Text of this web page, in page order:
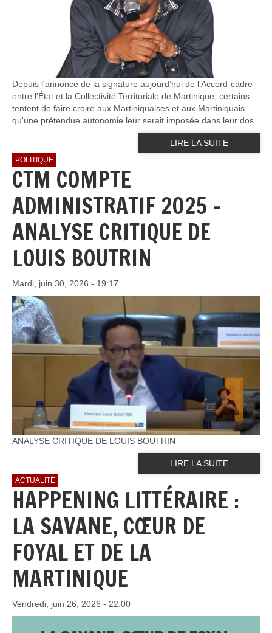
Depuis l'annonce de la signature aujourd’hui de l'Accord-cadre
entre l'État et la Collectivité Territoriale de Martinique, certains
tentent de faire croire aux Martiniquaises et aux Martiniquais
qu'une prétendue autonomie leur serait imposée dans leur dos.
LIRE LA SUITE
POLITIQUE
CTM COMPTE
ADMINISTRATIF 2025 -
ANALYSE CRITIQUE DE
LOUIS BOUTRIN
Mardi, juin 30, 2026 - 19:17
ANALYSE CRITIQUE DE LOUIS BOUTRIN
LIRE LA SUITE
ACTUALITÉ
HAPPENING LITTÉRAIRE :
LA SAVANE, CŒUR DE
FOYAL ET DE LA
MARTINIQUE
Vendredi, juin 26, 2026 - 22:00